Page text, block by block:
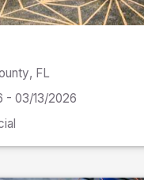
, FL
- 03/13/2026